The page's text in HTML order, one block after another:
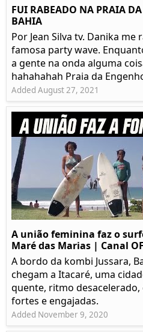
FUI RABEADO NA PRAIA
BAHIA
Por Jean Silva tv. Danika
famosa party wave.
a gente na onda alguma
hahahahah Praia da
Added August 27, 2021
A união feminina faz o
Maré das Marias | Canal
A bordo da kombi Jussara,
chegam a Itacaré, uma
quente, ritmo desacelerado,
fortes e engajadas.
Added November 9, 2020